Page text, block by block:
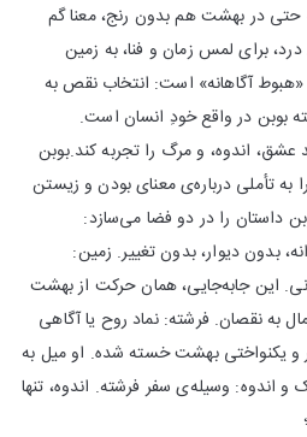
حتی در بهشت هم بدون رنج، معنا گم
برای لمس زمان و فنا، به زمین
آگاهانه» است: انتخاب نقص به
بوبن در واقع خودِ انسان است.
عشق، اندوه، و مرگ را تجربه کند.بوبن
تأملی درباره‌ی معنای بودن و زیستن
داستان را در دو فضا می‌سازد:
بدون دیوار، بدون تغییر. زمین:
این جابه‌جایی، همان حرکت از بهشت
به نقصان. فرشته: نماد روح یا آگاهی
و یکنواختی بهشت خسته شده. او میل به
اندوه: وسیله‌ی سفر فرشته. اندوه، تنها